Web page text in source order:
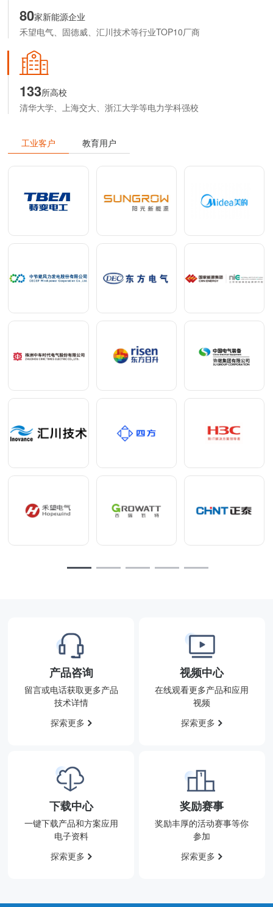
80家新能源企业
禾望电气、固德威、汇川技术等行业TOP10厂商
133所高校
清华大学、上海交大、浙江大学等电力学科强校
工业客户 教育用户
产品咨询
留言或电话获取更多产品
技术详情
探索更多
视频中心
在线观看更多产品和应用
视频
探索更多
下载中心
一键下载产品和方案应用
电子资料
探索更多
奖励赛事
奖励丰厚的活动赛事等你
参加
探索更多